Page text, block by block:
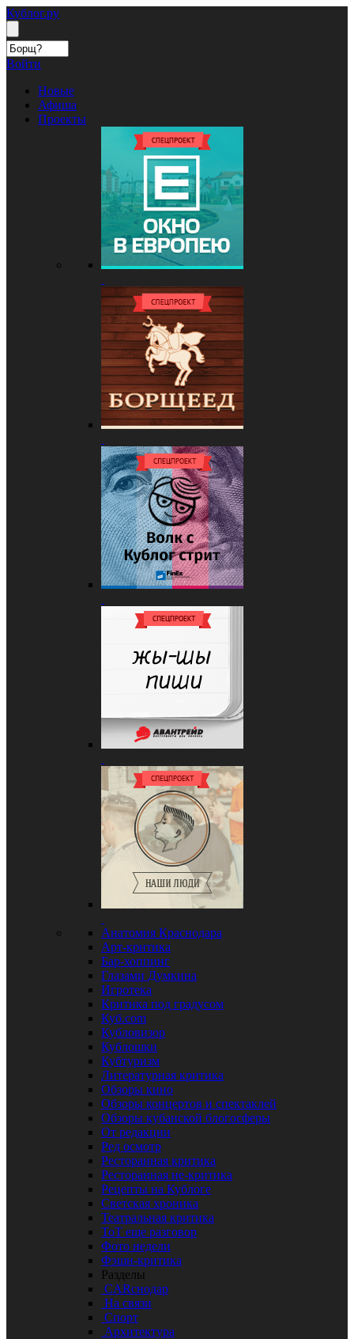
Кублог.ру
Войти
Новые
Афиша
Проекты
Анатомия Краснодара
Арт-критика
Бар-хоппинг
Глазами Думкина
Игротека
Критика под градусом
Куб.com
Кубловизор
Кублошки
Кубтуризм
Литературная критика
Обзоры кино
Обзоры концертов и спектаклей
Обзоры кубанской блогосферы
От редакции
Ред осмотр
Ресторанная критика
Ресторанная не-критика
Рецепты на Кублоге
Светская хроника
Театральная критика
ТоТ еще разговор
Фото недели
Фэшн-критика
Разделы
CARснодар
На связи
Спорт
Архитектура